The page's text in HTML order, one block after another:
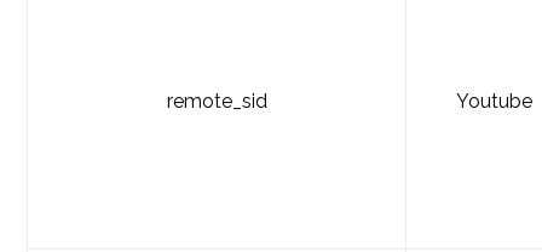
remote_sid Youtube